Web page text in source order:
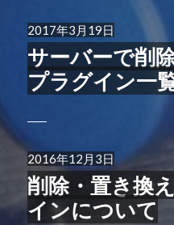
投
稿
日:
2017年3月19日
サーバーで削
プラグイン一
投
稿
日:
2016年12月3日
削除・置き換
インについて